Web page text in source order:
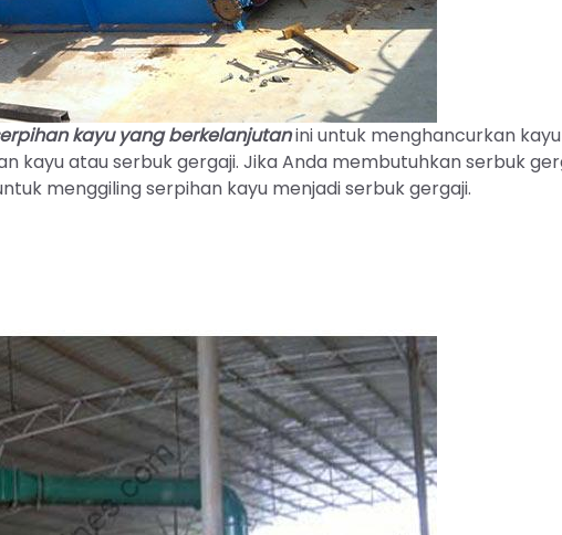
kayu yang berkelanjutanini untuk menghancurkan kayu
kayu atau serbuk gergaji. Jika Anda membutuhkan serbuk
menggiling serpihan kayu menjadi serbuk gergaji.